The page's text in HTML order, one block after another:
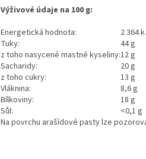
Výživové údaje na 100 g:
Energetická hodnota:
2 364
Tuky:
44 g
z toho nasycené mastné kyseliny:12 g
Sacharidy:
20 g
z toho cukry:
13 g
Vláknina:
8,6 g
Bílkoviny:
18 g
Sůl:
<0,1 g
Na povrchu arašídové pasty lze